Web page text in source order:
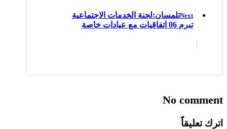
Nextتلمسان:لجنة الخدمات الاجتماعية
تبرم 06 اتفاقيات مع عيادات خاصة
No comment
اترك تعليقاً